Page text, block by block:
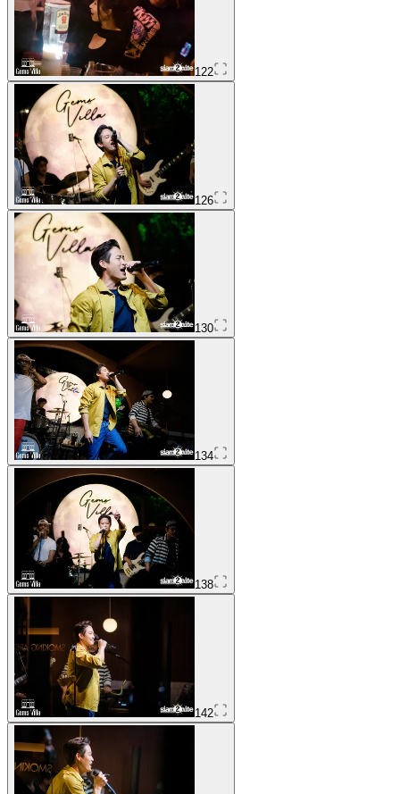
122
126
130
134
138
142